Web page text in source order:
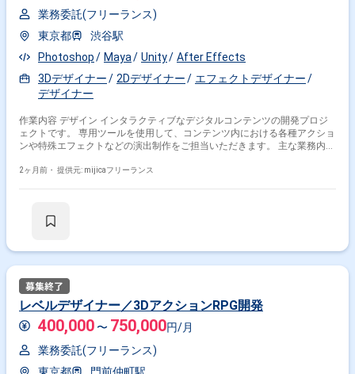
業務委託(フリーランス)
東京都
渋谷駅
Photoshop
Maya Unity
After Effects
3Dデザイナー
2Dデザイナー
エフェクトデザイナー
デザイナー
作業内容 デザイン インタラクティブなデジタルコンテンツの開発プロジ
ェクトです。 専用ツールを使用して、コンテンツ内における各種アクショ
ンや特殊エフェクトなどの演出制作をご担当いただきます。 主な業務内容
各種専用ツールを用いたエフェクトや動画の制作 ・他職種と連携したクオ
るポジションです。
2ヶ月前・ 提供元: mijicaフリーランス
レベルデザイナー／3DアクションRPG開発
400,000 〜 750,000円/月
業務委託(フリーランス)